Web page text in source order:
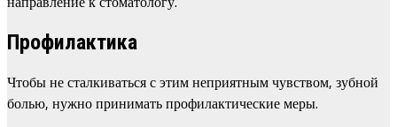
Профилактика
Чтобы не сталкиваться с этим неприятным чувством, зубной
болью, нужно принимать профилактические меры.